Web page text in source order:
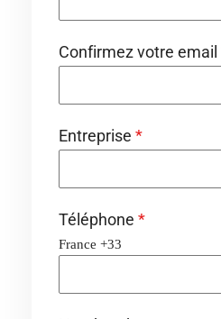
Confirmez votre email
Entreprise *
Téléphone *
France +33